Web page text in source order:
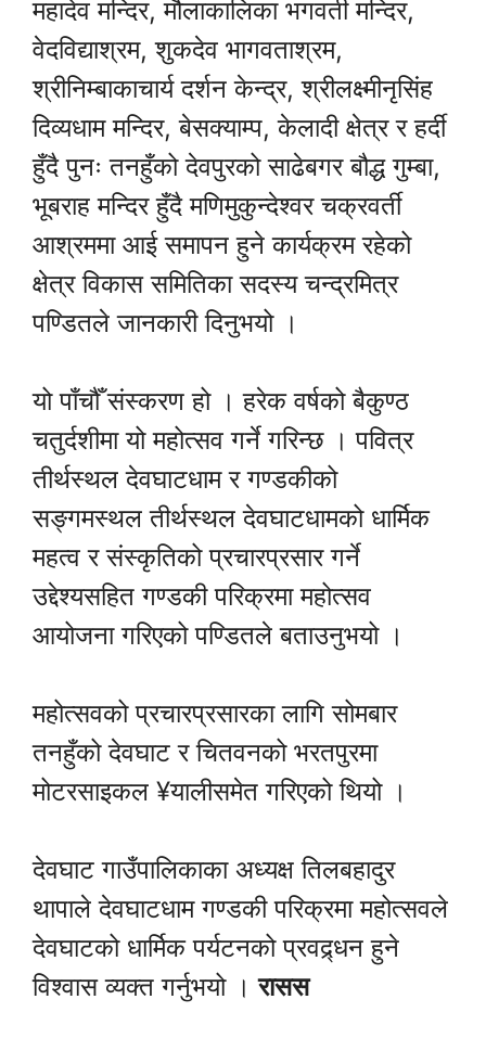
महादेव मन्दिर, मौलाकालिका भगवती मन्दिर,
वेदविद्याश्रम, शुकदेव भागवताश्रम,
श्रीनिम्बाकाचार्य दर्शन केन्द्र, श्रीलक्ष्मीनृसिंह
दिव्यधाम मन्दिर, बेसक्याम्प, केलादी क्षेत्र र हर्दी
हुँदै पुनः तनहुँको देवपुरको साढेबगर बौद्ध गुम्बा,
भूबराह मन्दिर हुँदै मणिमुकुन्देश्वर चक्रवर्ती
आश्रममा आई समापन हुने कार्यक्रम रहेको
क्षेत्र विकास समितिका सदस्य चन्द्रमित्र
पण्डितले जानकारी दिनुभयो ।
यो पाँचौँ संस्करण हो । हरेक वर्षको बैकुण्ठ
चतुर्दशीमा यो महोत्सव गर्ने गरिन्छ । पवित्र
तीर्थस्थल देवघाटधाम र गण्डकीको
सङ्गमस्थल तीर्थस्थल देवघाटधामको धार्मिक
महत्व र संस्कृतिको प्रचारप्रसार गर्ने
उद्देश्यसहित गण्डकी परिक्रमा महोत्सव
आयोजना गरिएको पण्डितले बताउनुभयो ।
महोत्सवको प्रचारप्रसारका लागि सोमबार
तनहुँको देवघाट र चितवनको भरतपुरमा
मोटरसाइकल ¥यालीसमेत गरिएको थियो ।
देवघाट गाउँपालिकाका अध्यक्ष तिलबहादुर
थापाले देवघाटधाम गण्डकी परिक्रमा महोत्सवले
देवघाटको धार्मिक पर्यटनको प्रवद्र्धन हुने
विश्वास व्यक्त गर्नुभयो ।रासस